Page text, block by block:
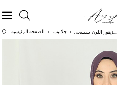
الصفحة الرئيسية جلابيب عباية مزخرفة بالزهور اللون بنفسجي